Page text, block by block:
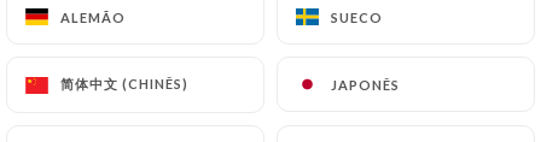
ALEMÃO SUECO
简体中文 (CHINÊS) JAPONÊS
ALEMÃO SUECO
简体中文 (CHINÊS) JAPONÊS